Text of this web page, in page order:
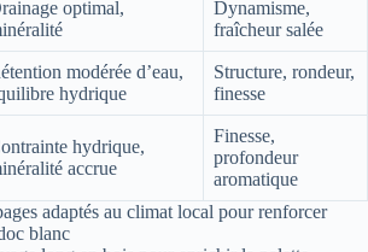
optimal,
Dynamisme,
fraîcheur salée
modérée d’eau,
hydrique
Structure, rondeur,
finesse
hydrique,
accrue
Finesse,
profondeur
aromatique
adaptés au climat local pour renforcer
blanc